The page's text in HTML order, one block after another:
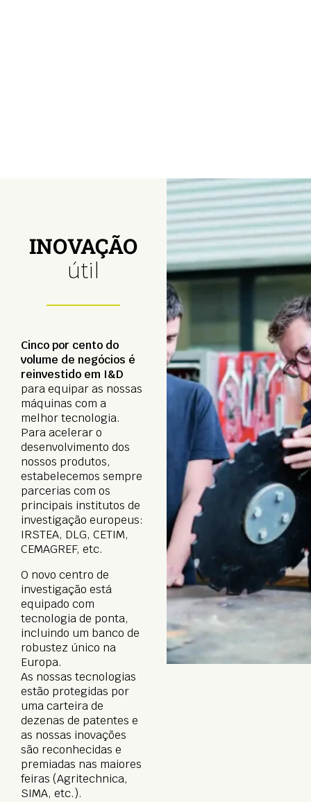
INOVAÇÃO
útil
Cinco por cento do
volume de negócios é
reinvestido em I&D
para equipar as nossas
máquinas com a
melhor tecnologia.
Para acelerar o
desenvolvimento dos
nossos produtos,
estabelecemos sempre
parcerias com os
principais institutos de
investigação europeus:
IRSTEA, DLG, CETIM,
CEMAGREF, etc.
O novo centro de
investigação está
equipado com
tecnologia de ponta,
incluindo um banco de
robustez único na
Europa.
As nossas tecnologias
estão protegidas por
uma carteira de
dezenas de patentes e
as nossas inovações
são reconhecidas e
premiadas nas maiores
feiras (Agritechnica,
SIMA, etc.).